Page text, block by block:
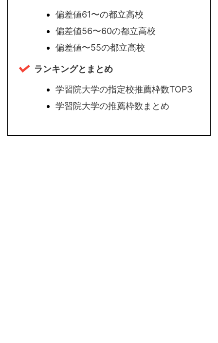
偏差値61〜の都立高校
偏差値56〜60の都立高校
偏差値〜55の都立高校
ランキングとまとめ
学習院大学の指定校推薦枠数TOP3
学習院大学の推薦枠数まとめ